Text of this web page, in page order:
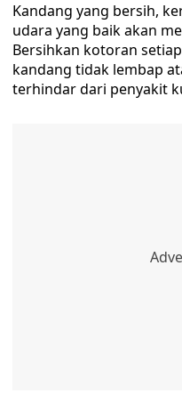
Kandang yang bersih,
udara yang baik akan
Bersihkan kotoran
kandang tidak lembap
terhindar dari penyakit